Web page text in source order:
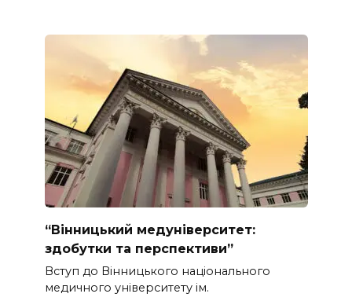
“Вінницький медуніверситет:
здобутки та перспективи”
Вступ до Вінницького національного
медичного університету ім.